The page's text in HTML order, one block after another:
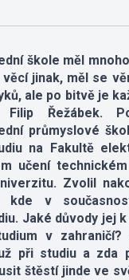
škole měl
jinak, měl se
ale po bitvě je
Řežábek.
průmyslové
na Fakultě
učení
Zvolil
kde v
Jaké důvody jej
v zahraničí?
při studiu a zda
štěstí jinde ve